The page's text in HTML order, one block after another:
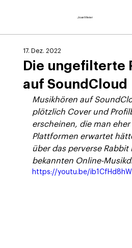
Joan Meier
Die ungefilterte
auf SoundCloud
17. Dez. 2022
Musikhören auf
plötzlich Cover und
erscheinen, die man
Plattformen erwartet
über das perverse Rabbit
bekannten Online-
https://youtu.be/